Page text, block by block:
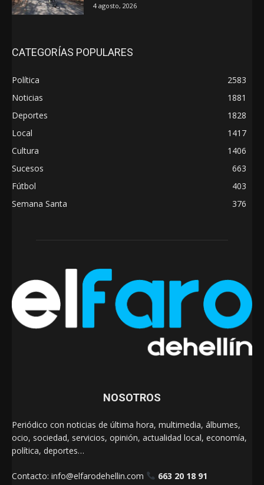
4 agosto, 2026
CATEGORÍAS POPULARES
Política
2583
Noticias
1881
Deportes
1828
Local
1417
Cultura
1406
Sucesos
663
Fútbol
403
Semana Santa
376
NOSOTROS
Periódico con noticias de última hora, multimedia, álbumes,
ocio, sociedad, servicios, opinión, actualidad local, economía,
política, deportes…
Contacto: info@elfarodehellin.com 663 20 18 91